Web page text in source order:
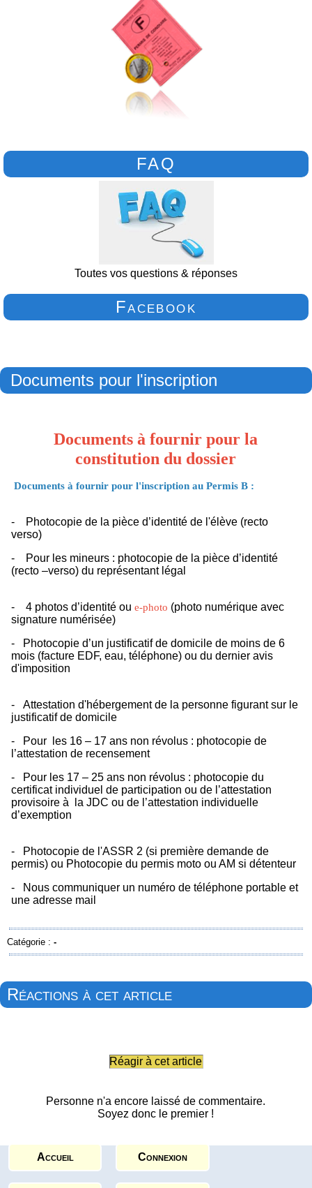
FAQ
Toutes vos questions & réponses
Facebook
Documents pour l'inscription
Documents à fournir pour la
constitution du dossier
Documents à fournir pour l'inscription au Permis B :
- Photocopie de la pièce d’identité de l'élève (recto
verso)
- Pour les mineurs : photocopie de la pièce d’identité
(recto –verso) du représentant légal
- 4 photos d’identité ou e-photo (photo numérique avec
signature numérisée)
- Photocopie d’un justificatif de domicile de moins de 6
mois (facture EDF, eau, téléphone) ou du dernier avis
d'imposition
- Attestation d'hébergement de la personne figurant sur le
justificatif de domicile
- Pour les 16 – 17 ans non révolus : photocopie de
l’attestation de recensement
- Pour les 17 – 25 ans non révolus : photocopie du
certificat individuel de participation ou de l’attestation
provisoire à la JDC ou de l’attestation individuelle
d’exemption
- Photocopie de l'ASSR 2 (si première demande de
permis) ou Photocopie du permis moto ou AM si détenteur
- Nous communiquer un numéro de téléphone portable et
une adresse mail
Catégorie : -
Réactions à cet article
Réagir à cet article
Personne n'a encore laissé de commentaire.
Soyez donc le premier !
Accueil Connexion